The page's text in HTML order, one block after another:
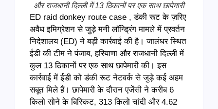
और राजधानी दिल्ली में 13 ठिकानों पर एक साथ छापेमारी
ED raid donkey route case , डंकी रूट के ज़रिए
अवैध इमिग्रेशन से जुड़े मनी लॉन्ड्रिंग मामले में प्रवर्तन
निदेशालय (ED) ने बड़ी कार्रवाई की है। जालंधर स्थित
ईडी की टीम ने पंजाब, हरियाणा और राजधानी दिल्ली में
कुल 13 ठिकानों पर एक साथ छापेमारी की। इस
कार्रवाई में ईडी को डंकी रूट नेटवर्क से जुड़े कई अहम
सबूत मिले हैं। छापेमारी के दौरान एजेंसी ने करीब 6
किलो सोने के बिस्किट, 313 किलो चांदी और 4.62